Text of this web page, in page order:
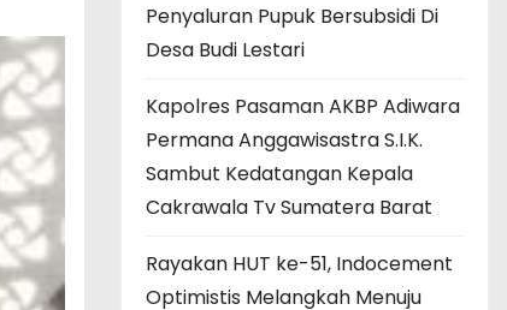
Penyaluran Pupuk Bersubsidi Di
Desa Budi Lestari
Kapolres Pasaman AKBP Adiwara
Permana Anggawisastra S.I.K.
Sambut Kedatangan Kepala
Cakrawala Tv Sumatera Barat
Rayakan HUT ke-51, Indocement
Optimistis Melangkah Menuju